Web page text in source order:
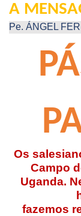
A
Pe. ÁNGEL
Os
Campo
Uganda.
fazemos